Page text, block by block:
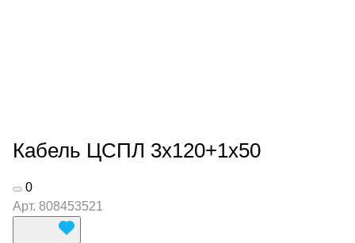
Кабель ЦСПЛ 3х120+1х50
0
Арт. 808453521